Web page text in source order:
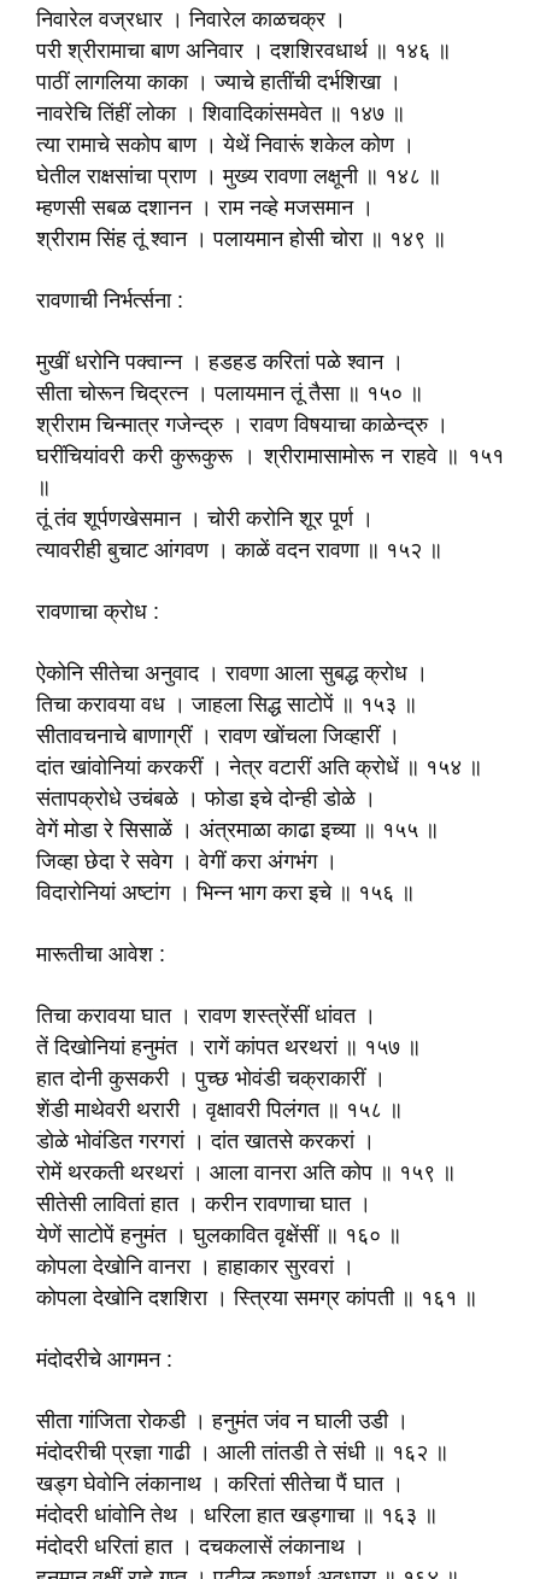
निवारेल वज्रधार । निवारेल काळचक्र ।
परी श्रीरामाचा बाण अनिवार । दशशिरवधार्थ ॥ १४६ ॥
पाठीं लागलिया काका । ज्याचे हातींची दर्भशिखा ।
नावरेचि तिंहीं लोका । शिवादिकांसमवेत ॥ १४७ ॥
त्या रामाचे सकोप बाण । येथें निवारूं शकेल कोण ।
घेतील राक्षसांचा प्राण । मुख्य रावणा लक्षूनी ॥ १४८ ॥
म्हणसी सबळ दशानन । राम नव्हे मजसमान ।
श्रीराम सिंह तूं श्वान । पलायमान होसी चोरा ॥ १४९ ॥
रावणाची निर्भर्त्सना :
मुखीं धरोनि पक्वान्न । हडहड करितां पळे श्वान ।
सीता चोरून चिद्रत्‍न । पलायमान तूं तैसा ॥ १५० ॥
श्रीराम चिन्मात्र गजेन्द्रु । रावण विषयाचा काळेन्द्रु ।
घरींचियांवरी करी कुरूकुरू । श्रीरामासामोरू न राहवे ॥ १५१
॥
तूं तंव शूर्पणखेसमान । चोरी करोनि शूर पूर्ण ।
त्यावरीही बुचाट आंगवण । काळें वदन रावणा ॥ १५२ ॥
रावणाचा क्रोध :
ऐकोनि सीतेचा अनुवाद । रावणा आला सुबद्ध क्रोध ।
तिचा करावया वध । जाहला सिद्ध साटोपें ॥ १५३ ॥
सीतावचनाचे बाणाग्रीं । रावण खोंचला जिव्हारीं ।
दांत खांवोनियां करकरीं । नेत्र वटारीं अति क्रोधें ॥ १५४ ॥
संतापक्रोधे उचंबळे । फोडा इचे दोन्ही डोळे ।
वेगें मोडा रे सिसाळें । अंत्रमाळा काढा इच्या ॥ १५५ ॥
जिव्हा छेदा रे सवेग । वेगीं करा अंगभंग ।
विदारोनियां अष्टांग । भिन्न भाग करा इचे ॥ १५६ ॥
मारूतीचा आवेश :
तिचा करावया घात । रावण शस्त्रेंसीं धांवत ।
तें दिखोनियां हनुमंत । रागें कांपत थरथरां ॥ १५७ ॥
हात दोनी कुसकरी । पुच्छ भोवंडी चक्राकारीं ।
शेंडी माथेवरी थरारी । वृक्षावरी पिलंगत ॥ १५८ ॥
डोळे भोवंडित गरगरां । दांत खातसे करकरां ।
रोमें थरकती थरथरां । आला वानरा अति कोप ॥ १५९ ॥
सीतेसी लावितां हात । करीन रावणाचा घात ।
येणें साटोपें हनुमंत । घुलकावित वृक्षेंसीं ॥ १६० ॥
कोपला देखोनि वानरा । हाहाकार सुरवरां ।
कोपला देखोनि दशशिरा । स्त्रिया समग्र कांपती ॥ १६१ ॥
मंदोदरीचे आगमन :
सीता गांजिता रोकडी । हनुमंत जंव न घाली उडी ।
मंदोदरीची प्रज्ञा गाढी । आली तांतडी ते संधी ॥ १६२ ॥
खड्ग घेवोनि लंकानाथ । करितां सीतेचा पैं घात ।
मंदोदरी धांवोनि तेथ । धरिला हात खड्गाचा ॥ १६३ ॥
मंदोदरी धरितां हात । दचकलासें लंकानाथ ।